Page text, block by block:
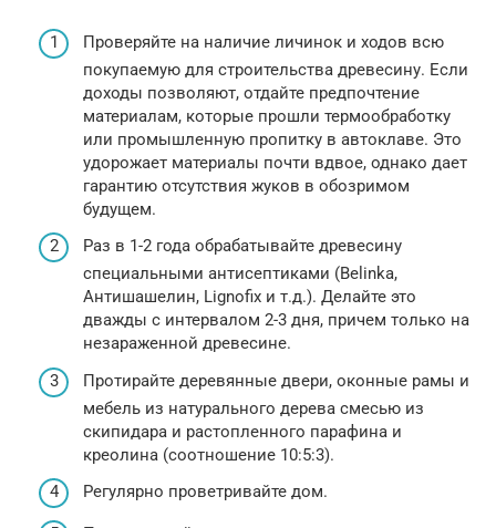
Проверяйте на наличие личинок и ходов всю
покупаемую для строительства древесину. Если
доходы позволяют, отдайте предпочтение
материалам, которые прошли термообработку
или промышленную пропитку в автоклаве. Это
удорожает материалы почти вдвое, однако дает
гарантию отсутствия жуков в обозримом
будущем.
Раз в 1-2 года обрабатывайте древесину
специальными антисептиками (Belinka,
Антишашелин, Lignofix и т.д.). Делайте это
дважды с интервалом 2-3 дня, причем только на
незараженной древесине.
Протирайте деревянные двери, оконные рамы и
мебель из натурального дерева смесью из
скипидара и растопленного парафина и
креолина (соотношение 10:5:3).
Регулярно проветривайте дом.